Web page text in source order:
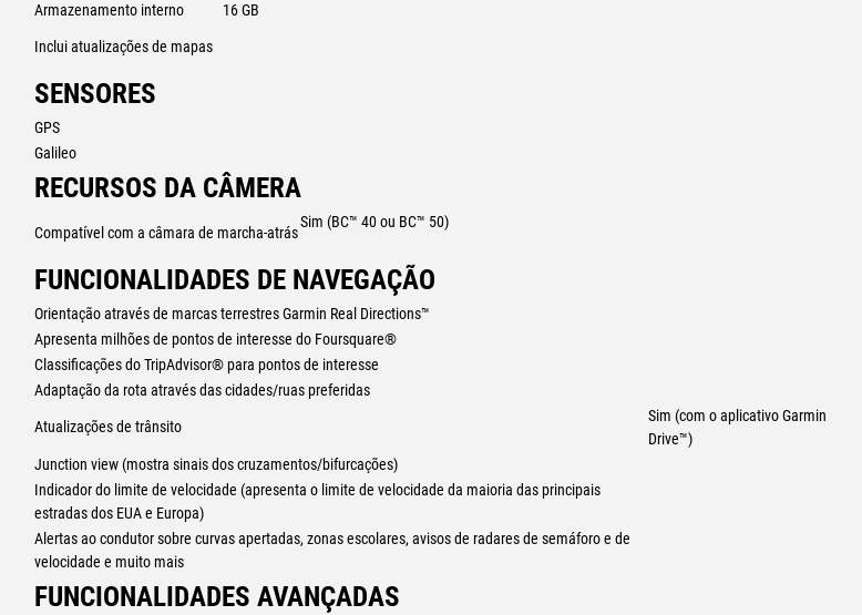
Basta olhar em frente e conduzir.
Armazenamento interno
16 GB
Inclui atualizações de mapas
SENSORES
GPS
Galileo
RECURSOS DA CÂMERA
Compatível com a câmara de marcha-atrás
Sim (BC™ 40 ou BC™ 50)
FUNCIONALIDADES DE NAVEGAÇÃO
Orientação através de marcas terrestres Garmin Real Directions™
Apresenta milhões de pontos de interesse do Foursquare®
Classificações do TripAdvisor® para pontos de interesse
Adaptação da rota através das cidades/ruas preferidas
Atualizações de trânsito
Sim (com o aplicativo Garmin
Drive™)
Junction view (mostra sinais dos cruzamentos/bifurcações)
Indicador do limite de velocidade (apresenta o limite de velocidade da maioria das principais
estradas dos EUA e Europa)
Alertas ao condutor sobre curvas apertadas, zonas escolares, avisos de radares de semáforo e de
velocidade e muito mais
FUNCIONALIDADES AVANÇADAS